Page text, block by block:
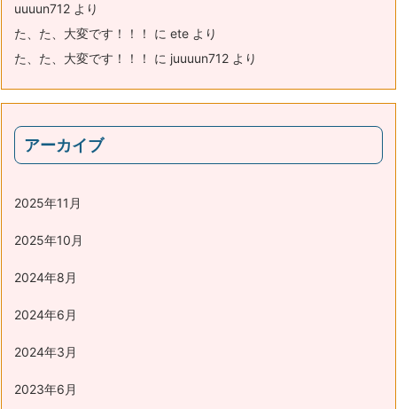
uuuun712 より
た、た、大変です！！！
に ete より
た、た、大変です！！！
に juuuun712 より
アーカイブ
2025年11月
2025年10月
2024年8月
2024年6月
2024年3月
2023年6月